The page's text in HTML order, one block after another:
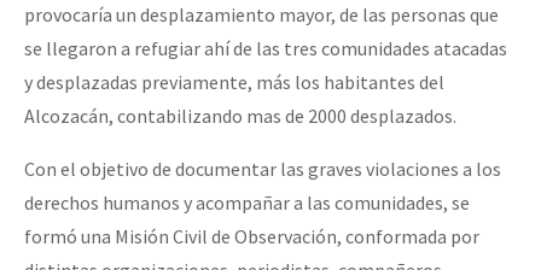
provocaría un desplazamiento mayor, de las personas que
se llegaron a refugiar ahí de las tres comunidades atacadas
y desplazadas previamente, más los habitantes del
Alcozacán, contabilizando mas de 2000 desplazados.
Con el objetivo de documentar las graves violaciones a los
derechos humanos y acompañar a las comunidades, se
formó una Misión Civil de Observación, conformada por